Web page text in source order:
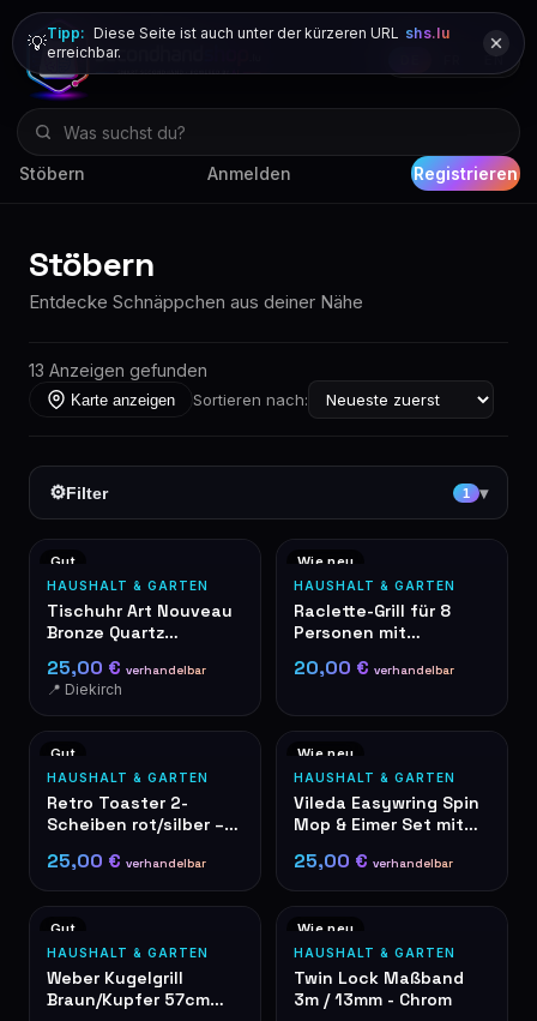
Stöbern Anmelden Registrieren
💡Tipp: Diese Seite ist auch unter der kürzeren URL shs.lu
erreichbar.
Stöbern
Entdecke Schnäppchen aus deiner Nähe
13 Anzeigen gefunden
Karte anzeigen Sortieren nach:
⚙Filter 1 ▾
Gut
HAUSHALT & GARTEN
Tischuhr Art Nouveau
Bronze Quartz
25,00 € verhandelbar
📍 Diekirch
Wie neu
HAUSHALT & GARTEN
Raclette-Grill für 8
Personen mit
20,00 € verhandelbar
Gut
HAUSHALT & GARTEN
Retro Toaster 2-
Scheiben rot/silber –
25,00 € verhandelbar
Wie neu
HAUSHALT & GARTEN
Vileda Easywring Spin
Mop & Eimer Set mit
25,00 € verhandelbar
Gut
HAUSHALT & GARTEN
Weber Kugelgrill
Braun/Kupfer 57cm
Wie neu
HAUSHALT & GARTEN
Twin Lock Maßband
3m / 13mm - Chrom